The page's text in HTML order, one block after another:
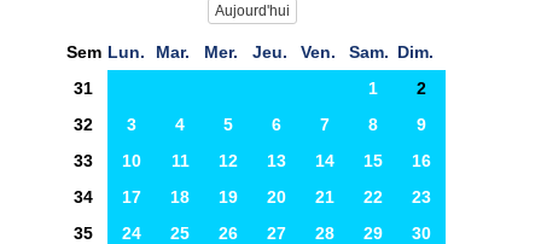
Aujourd'hui
Sem Lun. Mar. Mer. Jeu. Ven. Sam. Dim.
31
1
2
32
3 4 5 6 7 8
9
33
10 11 12 13 14 15
16
34
17 18 19 20 21 22
23
35
24 25 26 27 28 29
30